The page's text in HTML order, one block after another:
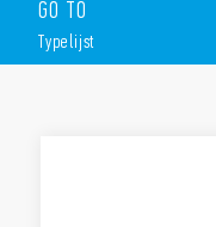
Duidelijke indicatie
Eenvoudig te
potentiometers
GO TO
Typelijst